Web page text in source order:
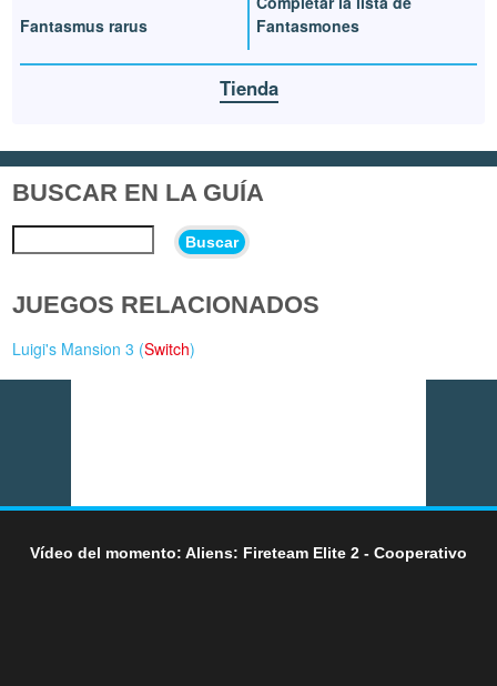
Fantasmus rarus
Fantasmones
Tienda
BUSCAR EN LA GUÍA
Buscar
JUEGOS RELACIONADOS
Luigi's Mansion 3 (Switch)
Vídeo del momento: Aliens: Fireteam Elite 2 - Cooperativo